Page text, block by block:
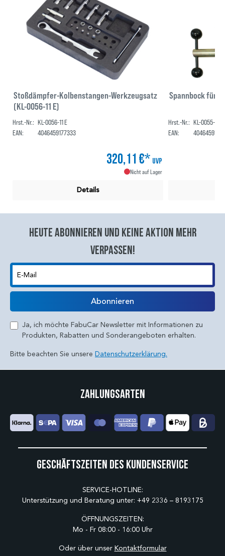
Stoßdämpfer-Kolbenstangen-Werkzeugsatz
(KL-0056-11 E)
Hrst.-Nr.: KL-0056-11 E
EAN:
4046459177333
320,11 €* UVP
Nicht auf Lager
Details
Spannbock für
Hrst.-Nr.: KL-0055-60
EAN:
Heute abonnieren und keine aktion mehr
verpassen!
E-Mail
Abonnieren
Ja, ich möchte FabuCar Newsletter mit Informationen zu
Produkten, Rabatten und Sonderangeboten erhalten.
Bitte beachten Sie unsere Datenschutzerklärung.
Geschäftszeiten des Kundenservice
SERVICE-HOTLINE:
Unterstützung und Beratung unter: +49 2336 – 8193175
ÖFFNUNGSZEITEN:
Mo - Fr 08:00 - 16:00 Uhr
Oder über unser Kontaktformular
Zahlungsarten